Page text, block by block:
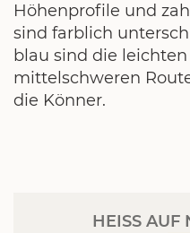
Höhenprofile und
sind farblich
blau sind die
mittelschweren
die Könner.
HEISS AUF